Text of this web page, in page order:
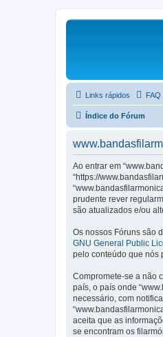
Links rápidos FAQ
Índice do Fórum
Ao entrar em
“https://
prudente rever
são atualizados e/ou
Os nossos Fóruns são
GNU General Public
pelo conteúdo que nós
Compromete-se a não
país, o país onde
necessário, com
aceita que as
se encontram os